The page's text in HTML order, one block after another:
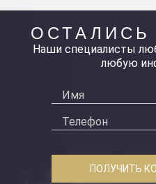
Наши специалисты
любую
ПОЛУЧИТЬ